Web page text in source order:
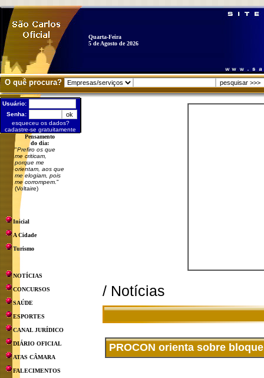
Quarta-Feira
5 de Agosto de 2026
O quê procura?
Usuário:
Senha:
esqueceu os dados?
cadastre-se gratuitamente
Pensamento
do dia:
"Prefiro os que
me criticam,
porque me
orientam, aos que
me elogiam, pois
me corrompem. "
(Voltaire)
Inicial
A Cidade
Turismo
NOTÍCIAS
CONCURSOS
SAÚDE
ESPORTES
CANAL JURÍDICO
DIÁRIO OFICIAL
ATAS CÂMARA
FALECIMENTOS
/ Notícias
PROCON orienta sobre